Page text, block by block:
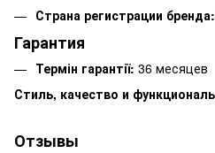
Страна регистрации бренда:
Гарантия
Термін гарантії: 36 месяцев
Стиль, качество и
Отзывы